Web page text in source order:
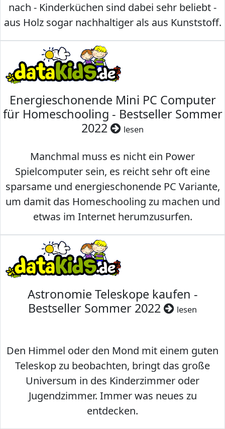
nach - Kinderküchen sind dabei sehr beliebt -
aus Holz sogar nachhaltiger als aus Kunststoff.
Energieschonende Mini PC Computer
für Homeschooling - Bestseller Sommer
2022
lesen
Manchmal muss es nicht ein Power
Spielcomputer sein, es reicht sehr oft eine
sparsame und energieschonende PC Variante,
um damit das Homeschooling zu machen und
etwas im Internet herumzusurfen.
Astronomie Teleskope kaufen -
Bestseller Sommer 2022
lesen
Den Himmel oder den Mond mit einem guten
Teleskop zu beobachten, bringt das große
Universum in des Kinderzimmer oder
Jugendzimmer. Immer was neues zu
entdecken.